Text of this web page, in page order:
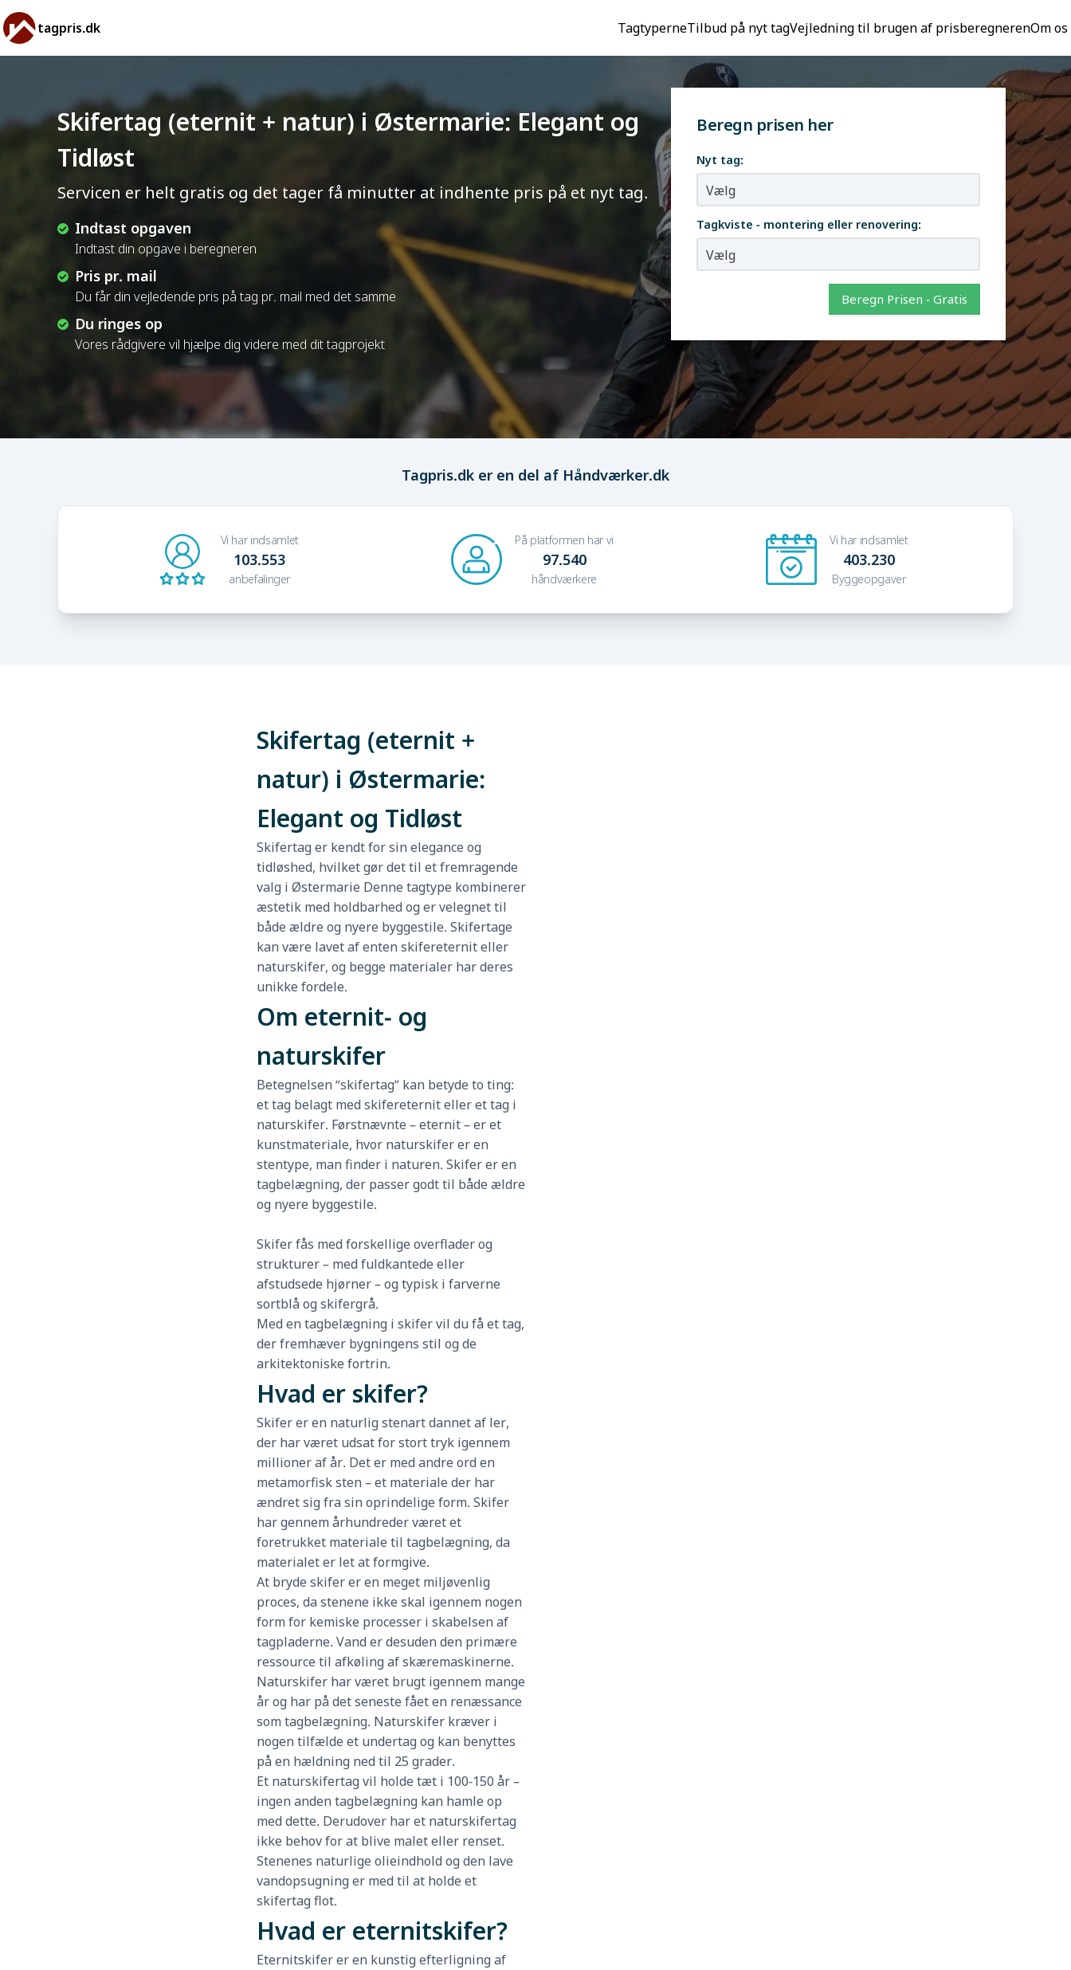
tagpris.dk TagtyperneTilbud på nyt tagVejledning til brugen af prisberegnerenOm os
Skifertag (eternit + natur) i Østermarie: Elegant og
Tidløst
Servicen er helt gratis og det tager få minutter at indhente pris på et nyt tag.
Indtast opgaven
Indtast din opgave i beregneren
Pris pr. mail
Du får din vejledende pris på tag pr. mail med det samme
Du ringes op
Vores rådgivere vil hjælpe dig videre med dit tagprojekt
Beregn prisen her
Nyt tag:
Tagkviste - montering eller renovering:
Beregn Prisen - Gratis
Tagpris.dk er en del af Håndværker.dk
Vi har indsamlet
103.553
anbefalinger
På platformen har vi
97.540
håndværkere
Vi har indsamlet
403.230
Byggeopgaver
Skifertag (eternit +
natur) i Østermarie:
Elegant og Tidløst
Skifertag er kendt for sin elegance og
tidløshed, hvilket gør det til et fremragende
valg i Østermarie Denne tagtype kombinerer
æstetik med holdbarhed og er velegnet til
både ældre og nyere byggestile. Skifertage
kan være lavet af enten skifereternit eller
naturskifer, og begge materialer har deres
unikke fordele.
Om eternit- og
naturskifer
Betegnelsen “skifertag” kan betyde to ting:
et tag belagt med skifereternit eller et tag i
naturskifer. Førstnævnte – eternit – er et
kunstmateriale, hvor naturskifer er en
stentype, man finder i naturen. Skifer er en
tagbelægning, der passer godt til både ældre
og nyere byggestile.
Skifer fås med forskellige overflader og
strukturer – med fuldkantede eller
afstudsede hjørner – og typisk i farverne
sortblå og skifergrå.
Med en tagbelægning i skifer vil du få et tag,
der fremhæver bygningens stil og de
arkitektoniske fortrin.
Hvad er skifer?
Skifer er en naturlig stenart dannet af ler,
der har været udsat for stort tryk igennem
millioner af år. Det er med andre ord en
metamorfisk sten – et materiale der har
ændret sig fra sin oprindelige form. Skifer
har gennem århundreder været et
foretrukket materiale til tagbelægning, da
materialet er let at formgive.
At bryde skifer er en meget miljøvenlig
proces, da stenene ikke skal igennem nogen
form for kemiske processer i skabelsen af
tagpladerne. Vand er desuden den primære
ressource til afkøling af skæremaskinerne.
Naturskifer har været brugt igennem mange
år og har på det seneste fået en renæssance
som tagbelægning. Naturskifer kræver i
nogen tilfælde et undertag og kan benyttes
på en hældning ned til 25 grader.
Et naturskifertag vil holde tæt i 100-150 år –
ingen anden tagbelægning kan hamle op
med dette. Derudover har et naturskifertag
ikke behov for at blive malet eller renset.
Stenenes naturlige olieindhold og den lave
vandopsugning er med til at holde et
skifertag flot.
Hvad er eternitskifer?
Eternitskifer er en kunstig efterligning af